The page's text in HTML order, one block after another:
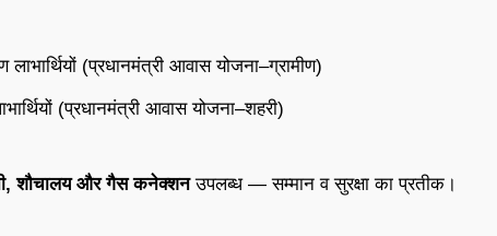
लाभार्थियों (प्रधानमंत्री आवास योजना–ग्रामीण)
(प्रधानमंत्री आवास योजना–शहरी)
शौचालय और गैस कनेक्शनउपलब्ध — सम्मान व सुरक्षा का प्रतीक।